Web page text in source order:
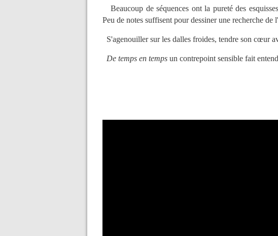
Beaucoup de séquences ont la pureté des
Peu de notes suffisent pour dessiner une recherche de
S'agenouiller sur les dalles froides, tendre son cœur
De temps en temps un contrepoint sensible fait